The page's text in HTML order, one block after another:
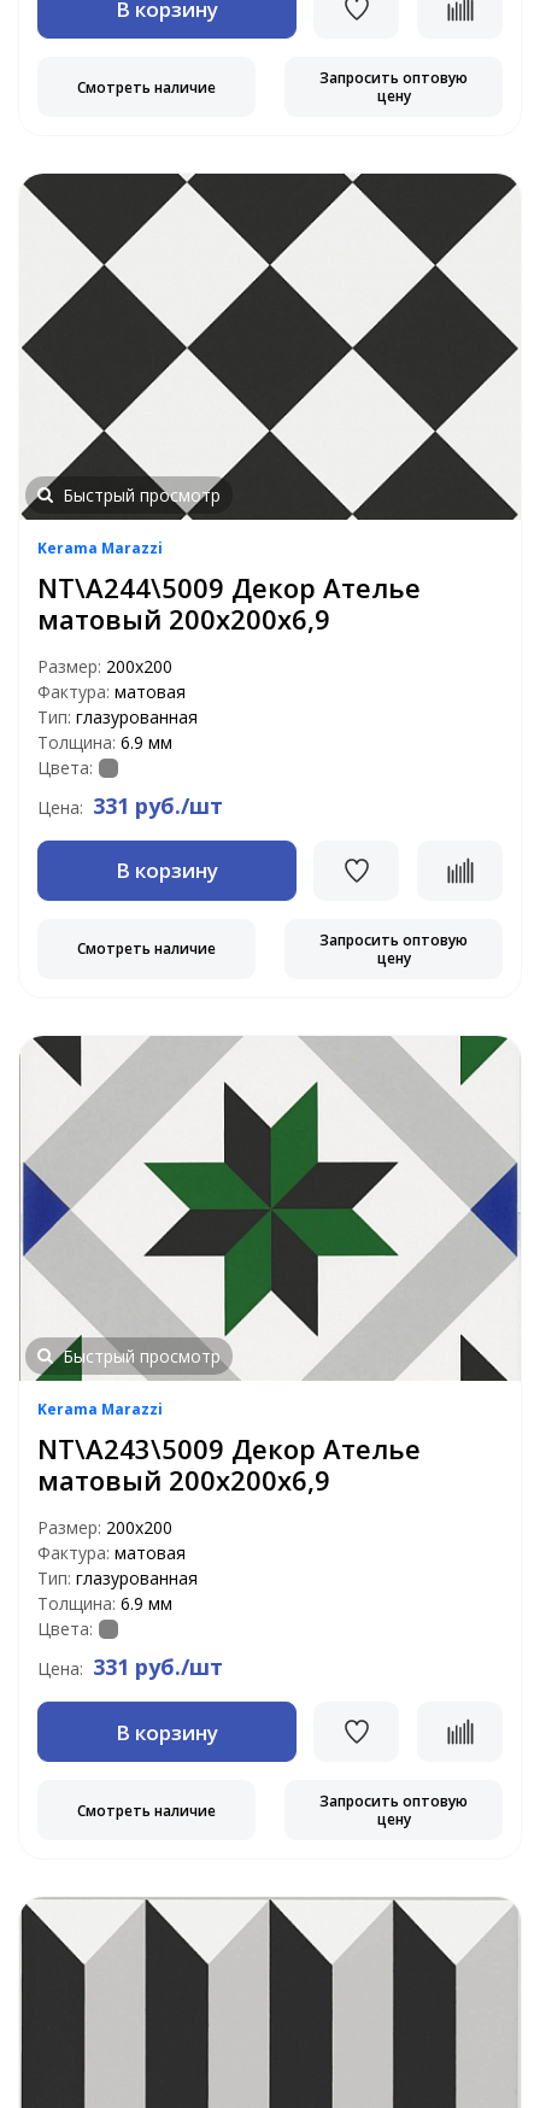
В корзину
Смотреть наличие
Запросить оптовую
цену
Быстрый просмотр
Kerama Marazzi
NT\A244\5009 Декор Ателье
матовый 200х200х6,9
Размер: 200х200
Фактура: матовая
Тип: глазурованная
Толщина: 6.9 мм
Цвета:
Цена: 331 руб./шт
В корзину
Смотреть наличие
Запросить оптовую
цену
Быстрый просмотр
Kerama Marazzi
NT\A243\5009 Декор Ателье
матовый 200х200х6,9
Размер: 200х200
Фактура: матовая
Тип: глазурованная
Толщина: 6.9 мм
Цвета:
Цена: 331 руб./шт
В корзину
Смотреть наличие
Запросить оптовую
цену